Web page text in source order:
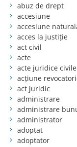
abuz de drept
accesiune
accesiune
acces la justiție
act civil
acte
acte juridice civile
acțiune
act juridic
administrare
administrare
administrator
adoptat
adoptator